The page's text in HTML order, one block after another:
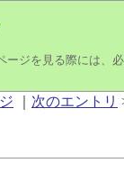
ジを見る際には、
次のエントリ